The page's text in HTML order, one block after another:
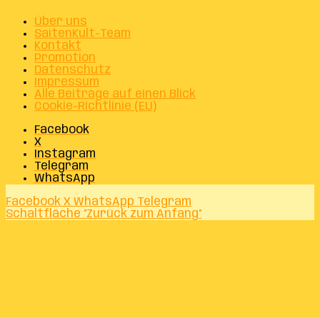
Über uns
SaitenKult-Team
Kontakt
Promotion
Datenschutz
Impressum
Alle Beiträge auf einen Blick
Cookie-Richtlinie (EU)
Facebook
X
Instagram
Telegram
WhatsApp
Facebook X WhatsApp Telegram
Schaltfläche "Zurück zum Anfang"